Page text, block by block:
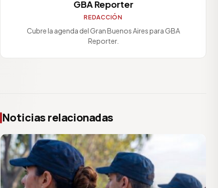
GBA Reporter
REDACCIÓN
Cubre la agenda del Gran Buenos Aires para GBA
Reporter.
Noticias relacionadas